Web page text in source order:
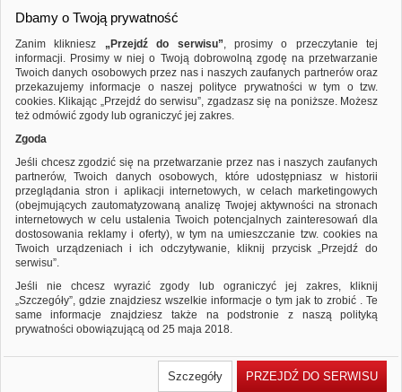
Marka MIQUELRIUS
Porównaj Sortuj według
Blok studencki MIQUELRIUS NB Pad
Emotions, dziurkowany, A4, w kratkę, 80
Cena od:11,99 PLNdo:12,48 PLN
blok studencki, klejony, format A4, w kratkę, okładka
błyszcząca z nadrukiem…
Dbamy o Twoją prywatność
Zanim klikniesz „Przejdź do serwisu”, prosimy o przeczytanie tej
informacji. Prosimy w niej o Twoją dobrowolną zgodę na przetwarzanie
Twoich danych osobowych przez nas i naszych zaufanych partnerów oraz
przekazujemy informacje o naszej polityce prywatności w tym o tzw.
cookies. Klikając „Przejdź do serwisu”, zgadzasz się na poniższe. Możesz
też odmówić zgody lub ograniczyć jej zakres.
Zgoda
Jeśli chcesz zgodzić się na przetwarzanie przez nas i naszych zaufanych
partnerów, Twoich danych osobowych, które udostępniasz w historii
przeglądania stron i aplikacji internetowych, w celach marketingowych
(obejmujących zautomatyzowaną analizę Twojej aktywności na stronach
internetowych w celu ustalenia Twoich potencjalnych zainteresowań dla
dostosowania reklamy i oferty), w tym na umieszczanie tzw. cookies na
Twoich urządzeniach i ich odczytywanie, kliknij przycisk „Przejdź do
serwisu”.
Jeśli nie chcesz wyrazić zgody lub ograniczyć jej zakres, kliknij
„Szczegóły”, gdzie znajdziesz wszelkie informacje o tym jak to zrobić . Te
same informacje znajdziesz także na podstronie z naszą polityką
prywatności obowiązującą od 25 maja 2018.
wcześniejsza zgoda której udzieliliście podczas zakładania konta. Każda
Państwa zgoda jest dobrowolna i można ją w dowolnym momencie
Szczegóły PRZEJDŹ DO SERWISU